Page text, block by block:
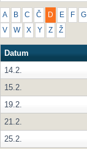
A B C Č D E F G
V W X Y Z Ž
Datum
14.2.
15.2.
19.2.
21.2.
25.2.